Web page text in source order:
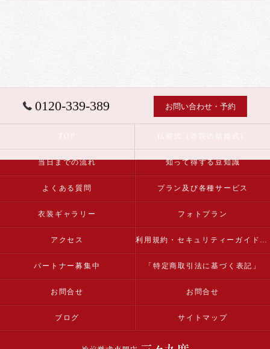
0120-339-389 お問い合わせ・予約
当日までの流れ 知って得する豆知識
よくある質問 プラン及び各種サービス
衣装ギャラリー フォトプラン
アクセス 利用規約・セキュリティーガイドライン
パートナー募集中 「特定商取引法に基づく表記」
お問合せ お問合せ
ブログ サイトマップ